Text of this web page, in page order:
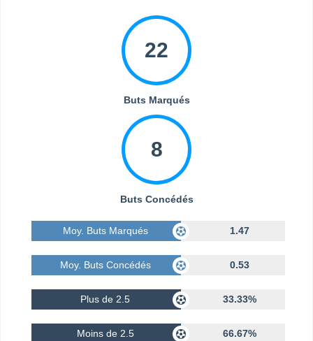
22
Buts Marqués
8
Buts Concédés
Moy. Buts Marqués 1.47
Moy. Buts Concédés 0.53
Plus de 2.5 33.33%
Moins de 2.5 66.67%